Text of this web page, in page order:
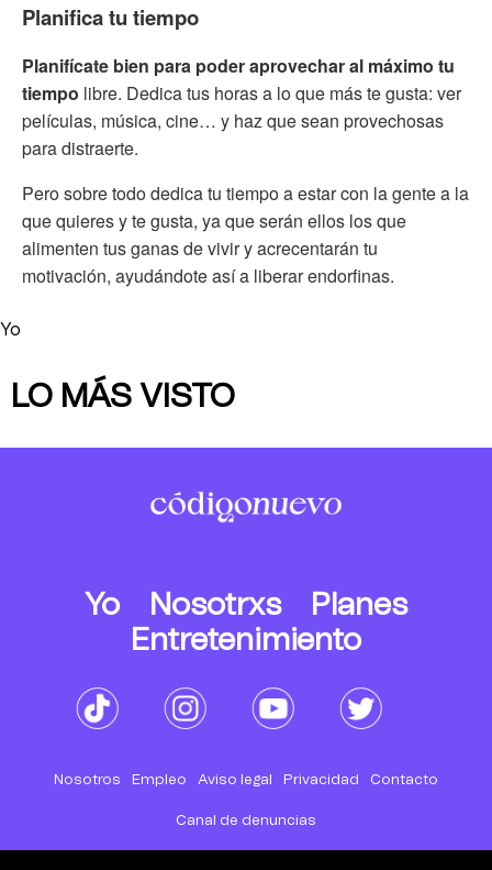
Planifica tu tiempo
Planifícate bien para poder aprovechar al máximo tu
tiempo libre. Dedica tus horas a lo que más te gusta: ver
películas, música, cine… y haz que sean provechosas
para distraerte.
Pero sobre todo dedica tu tiempo a estar con la gente a la
que quieres y te gusta, ya que serán ellos los que
alimenten tus ganas de vivir y acrecentarán tu
motivación, ayudándote así a liberar endorfinas.
Yo
LO MÁS VISTO
Yo Nosotrxs
Planes
Entretenimiento
Nosotros Empleo Aviso legal Privacidad Contacto
Canal de denuncias